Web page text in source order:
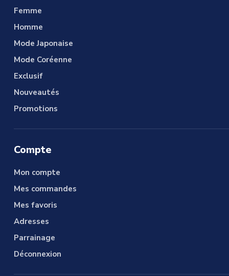
Femme
Homme
Mode Japonaise
Mode Coréenne
Exclusif
Nouveautés
Promotions
Compte
Mon compte
Mes commandes
Mes favoris
Adresses
Parrainage
Déconnexion